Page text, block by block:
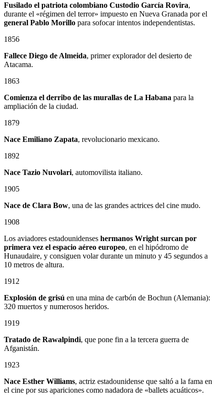
Fusilado el patriota colombiano Custodio García Rovira,
durante el «régimen del terror» impuesto en Nueva Granada por el
general Pablo Morillo para sofocar intentos independentistas.
1856
Fallece Diego de Almeida, primer explorador del desierto de
Atacama.
1863
Comienza el derribo de las murallas de La Habana para la
ampliación de la ciudad.
1879
Nace Emiliano Zapata, revolucionario mexicano.
1892
Nace Tazio Nuvolari, automovilista italiano.
1905
Nace de Clara Bow, una de las grandes actrices del cine mudo.
1908
Los aviadores estadounidenses hermanos Wright surcan por
primera vez el espacio aéreo europeo, en el hipódromo de
Hunaudaire, y consiguen volar durante un minuto y 45 segundos a
10 metros de altura.
1912
Explosión de grisú en una mina de carbón de Bochun (Alemania):
320 muertos y numerosos heridos.
1919
Tratado de Rawalpindi, que pone fin a la tercera guerra de
Afganistán.
1923
Nace Esther Williams, actriz estadounidense que saltó a la fama en
el cine por sus apariciones como nadadora de «ballets acuáticos».